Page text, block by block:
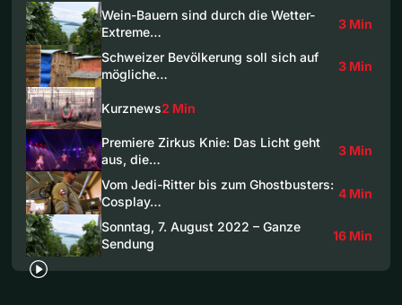
Wein-Bauern sind durch die Wetter-
Extreme…
3 Min
Schweizer Bevölkerung soll sich auf
mögliche…
3 Min
Kurznews2 Min
Premiere Zirkus Knie: Das Licht geht
aus, die…
3 Min
Vom Jedi-Ritter bis zum Ghostbusters:
Cosplay…
4 Min
Sonntag, 7. August 2022 – Ganze
Sendung
16 Min